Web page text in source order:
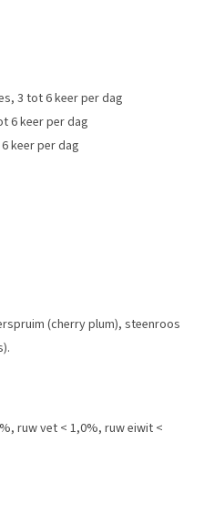
3 tot 6 keer per dag
6 keer per dag
keer per dag
(cherry plum), steenroos
ruw vet < 1,0%, ruw eiwit <